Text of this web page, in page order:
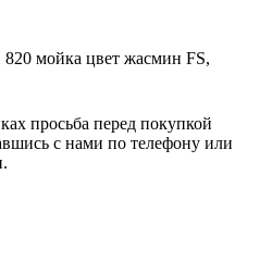
мойка цвет жасмин FS,
просьба перед покупкой
с нами по телефону или